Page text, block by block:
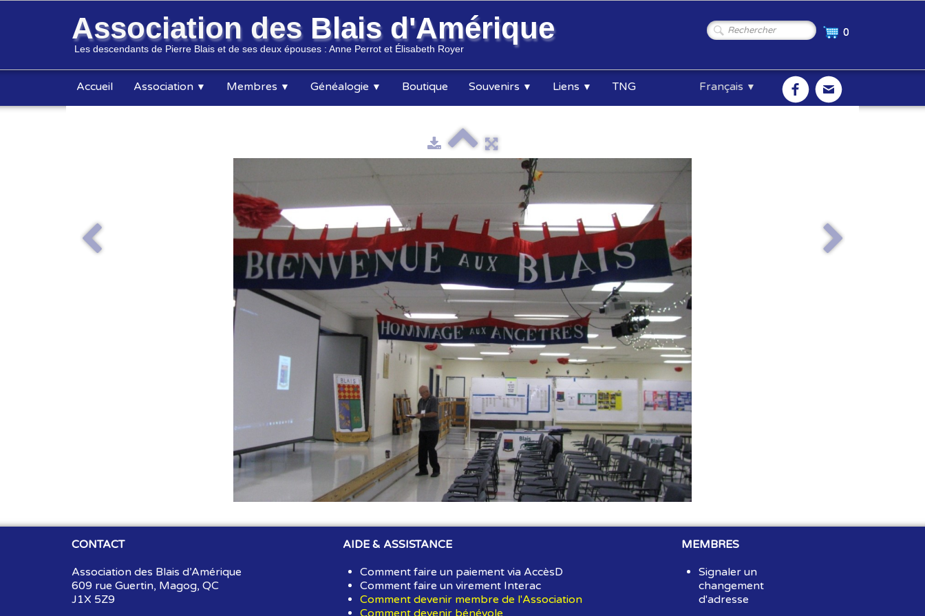
Association des Blais d'Amérique
Les descendants de Pierre Blais et de ses deux épouses : Anne Perrot et Élisabeth Royer
0
Français ▼
Accueil Association ▼ Membres ▼ Généalogie ▼ Boutique Souvenirs ▼ Liens ▼ TNG
CONTACT
Association des Blais d’Amérique
609 rue Guertin, Magog, QC
J1X 5Z9
AIDE & ASSISTANCE
Comment faire un paiement via AccèsD
Comment faire un virement Interac
Comment devenir membre de l'Association
Comment devenir bénévole
MEMBRES
Signaler un
changement
d'adresse